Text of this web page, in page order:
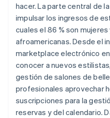
hacer. La parte central de
impulsar los ingresos de
cuales el 86 % son
afroamericanas. Desde el
marketplace electrónico
conocer a nuevos
gestión de salones de
profesionales aprovechar
suscripciones para la
reservas y del calendario.